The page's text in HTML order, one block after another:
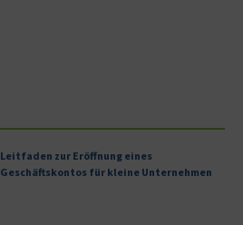
Leitfaden zur Eröffnung eines
Geschäftskontos für kleine Unternehmen